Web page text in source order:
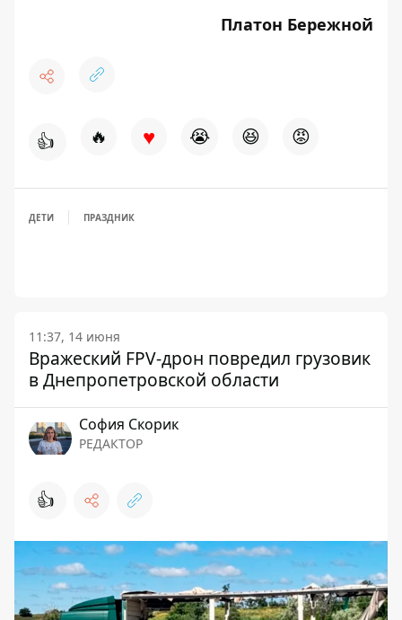
Платон Бережной
👍 🔥 ♥ 😭 😆 😡
ДЕТИ ПРАЗДНИК
11:37, 14 июня
Вражеский FPV-дрон повредил грузовик
в Днепропетровской области
София Скорик
РЕДАКТОР
👍